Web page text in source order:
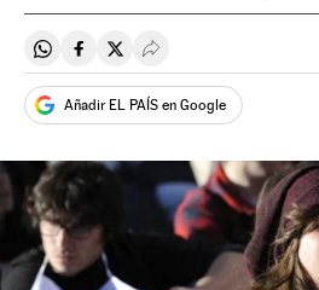
Compartir en Whatsapp
Compartir en Facebook
Compartir en Twitter
Desplegar Redes
Añadir EL PAÍS en Google